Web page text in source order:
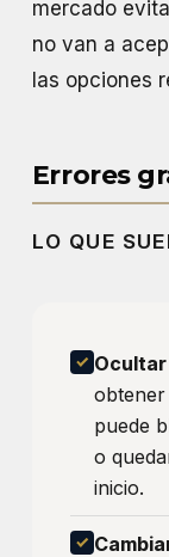
mercado
no van a
las opciones
Errores
LO QUE
puede
o
inicio.